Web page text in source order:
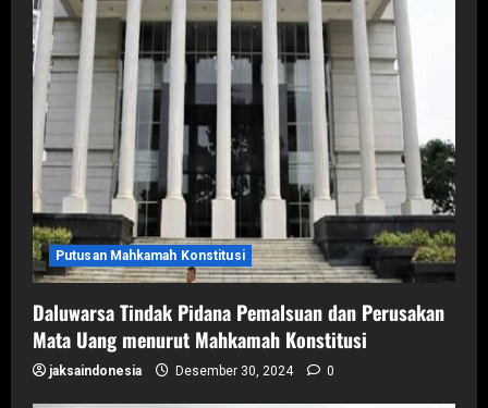
Putusan Mahkamah Konstitusi
Daluwarsa Tindak Pidana Pemalsuan dan Perusakan
Mata Uang menurut Mahkamah Konstitusi
jaksaindonesia Desember 30, 2024 0